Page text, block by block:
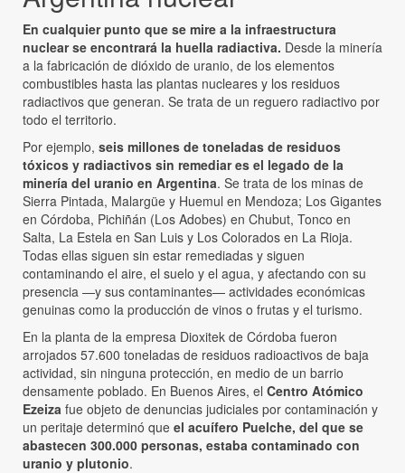
En cualquier punto que se mire a la infraestructura
nuclear se encontrará la huella radiactiva. Desde la minería
a la fabricación de dióxido de uranio, de los elementos
combustibles hasta las plantas nucleares y los residuos
radiactivos que generan. Se trata de un reguero radiactivo por
todo el territorio.
Por ejemplo, seis millones de toneladas de residuos
tóxicos y radiactivos sin remediar es el legado de la
minería del uranio en Argentina. Se trata de los minas de
Sierra Pintada, Malargüe y Huemul en Mendoza; Los Gigantes
en Córdoba, Pichiñán (Los Adobes) en Chubut, Tonco en
Salta, La Estela en San Luis y Los Colorados en La Rioja.
Todas ellas siguen sin estar remediadas y siguen
contaminando el aire, el suelo y el agua, y afectando con su
presencia —y sus contaminantes— actividades económicas
genuinas como la producción de vinos o frutas y el turismo.
En la planta de la empresa Dioxitek de Córdoba fueron
arrojados 57.600 toneladas de residuos radioactivos de baja
actividad, sin ninguna protección, en medio de un barrio
densamente poblado. En Buenos Aires, el Centro Atómico
Ezeiza fue objeto de denuncias judiciales por contaminación y
un peritaje determinó que el acuífero Puelche, del que se
abastecen 300.000 personas, estaba contaminado con
uranio y plutonio.